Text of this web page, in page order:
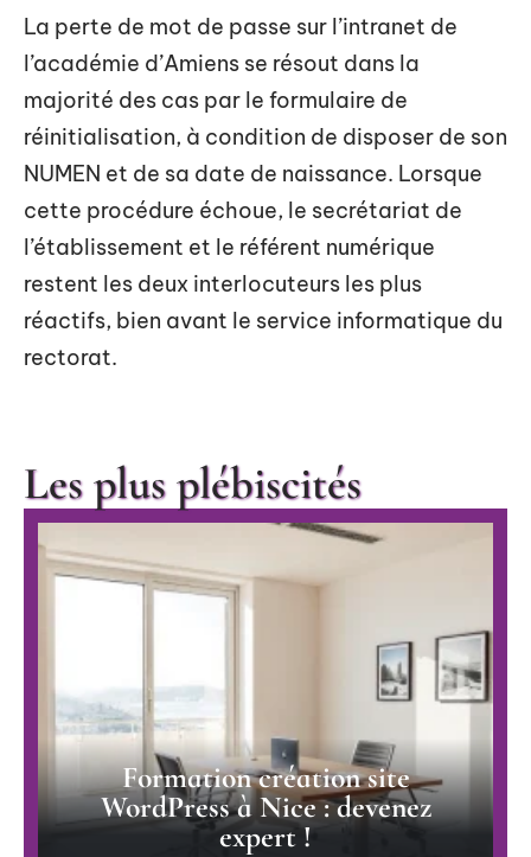
La perte de mot de passe sur l’intranet de
l’académie d’Amiens se résout dans la
majorité des cas par le formulaire de
réinitialisation, à condition de disposer de son
NUMEN et de sa date de naissance. Lorsque
cette procédure échoue, le secrétariat de
l’établissement et le référent numérique
restent les deux interlocuteurs les plus
réactifs, bien avant le service informatique du
rectorat.
Les plus plébiscités
Formation création site
WordPress à Nice : devenez
expert !